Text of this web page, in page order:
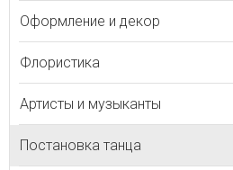
Оформление и декор
Флористика
Артисты и музыканты
Постановка танца